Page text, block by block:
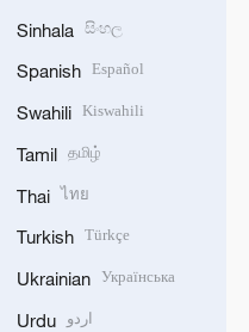
Sinhala සිංහල
Spanish Español
Swahili Kiswahili
Tamil தமிழ்
Thai ไทย
Turkish Türkçe
Ukrainian Українська
Urdu اردو